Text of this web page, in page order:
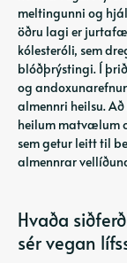
meltingunni og
öðru lagi er
kólesteróli, sem
blóðþrýstingi. Í
og
almennri heilsu.
heilum matvælum
sem getur leitt til
almennrar
Hvaða
sér vegan